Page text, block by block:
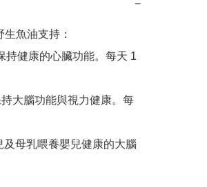
−
魚油支持：
持健康的心臟功能。每天 1
大腦功能與視力健康。每
母乳喂養嬰兒健康的大腦